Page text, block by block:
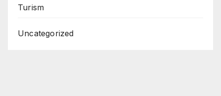
Turism
Uncategorized